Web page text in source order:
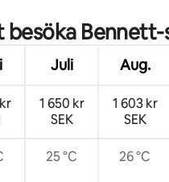
Bennett-
Juli Aug.
1 650 kr
SEK
1 603 kr
SEK
25 °C 26 °C